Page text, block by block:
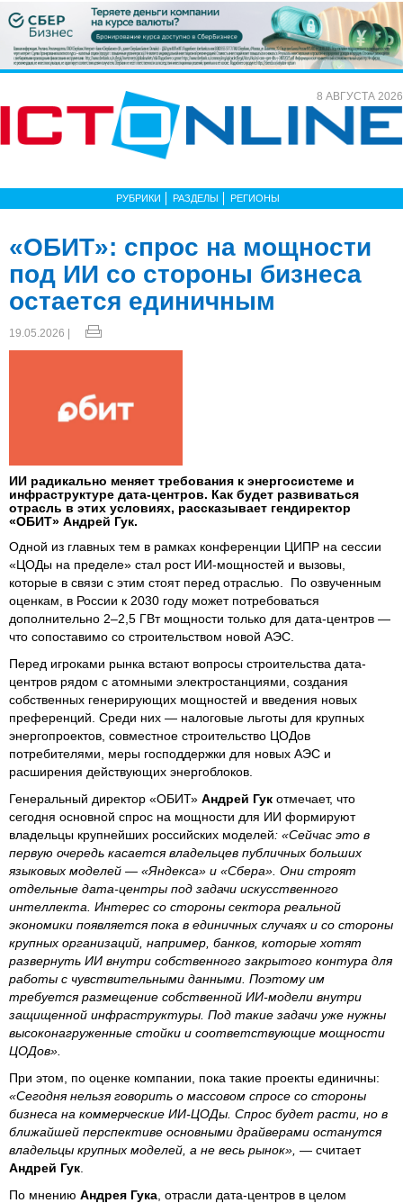
8 АВГУСТА 2026
РУБРИКИ РАЗДЕЛЫ РЕГИОНЫ
«ОБИТ»: спрос на мощности
под ИИ со стороны бизнеса
остается единичным
19.05.2026 |
ИИ радикально меняет требования к энергосистеме и
инфраструктуре дата-центров. Как будет развиваться
отрасль в этих условиях, рассказывает гендиректор
«ОБИТ» Андрей Гук.
Одной из главных тем в рамках конференции ЦИПР на сессии
«ЦОДы на пределе» стал рост ИИ-мощностей и вызовы,
которые в связи с этим стоят перед отраслью. По озвученным
оценкам, в России к 2030 году может потребоваться
дополнительно 2–2,5 ГВт мощности только для дата-центров —
что сопоставимо со строительством новой АЭС.
Перед игроками рынка встают вопросы строительства дата-
центров рядом с атомными электростанциями, создания
собственных генерирующих мощностей и введения новых
преференций. Среди них — налоговые льготы для крупных
энергопроектов, совместное строительство ЦОДов
потребителями, меры господдержки для новых АЭС и
расширения действующих энергоблоков.
Генеральный директор «ОБИТ» Андрей Гук отмечает, что
сегодня основной спрос на мощности для ИИ формируют
владельцы крупнейших российских моделей: «Сейчас это в
первую очередь касается владельцев публичных больших
языковых моделей — «Яндекса» и «Сбера». Они строят
отдельные дата-центры под задачи искусственного
интеллекта. Интерес со стороны сектора реальной
экономики появляется пока в единичных случаях и со стороны
крупных организаций, например, банков, которые хотят
развернуть ИИ внутри собственного закрытого контура для
работы с чувствительными данными. Поэтому им
требуется размещение собственной ИИ-модели внутри
защищенной инфраструктуры. Под такие задачи уже нужны
высоконагруженные стойки и соответствующие мощности
ЦОДов».
При этом, по оценке компании, пока такие проекты единичны:
«Сегодня нельзя говорить о массовом спросе со стороны
бизнеса на коммерческие ИИ-ЦОДы. Спрос будет расти, но в
ближайшей перспективе основными драйверами останутся
владельцы крупных моделей, а не весь рынок», — считает
Андрей Гук
По мнению Андрея Гука , отрасли дата-центров в целом